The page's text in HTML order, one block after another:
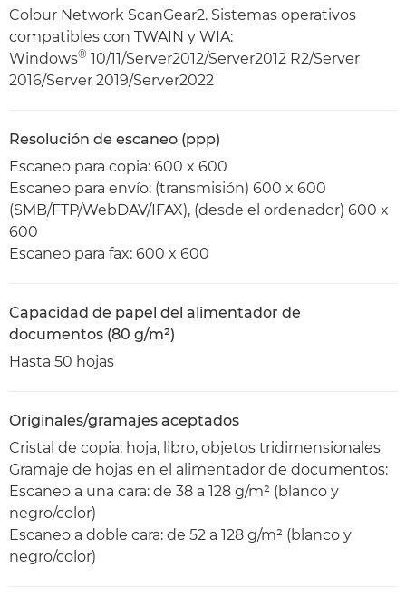
Colour Network ScanGear2. Sistemas operativos
compatibles con TWAIN y WIA:
Windows® 10/11/Server2012/Server2012 R2/Server
2016/Server 2019/Server2022
Resolución de escaneo (ppp)
Escaneo para copia: 600 x 600
Escaneo para envío: (transmisión) 600 x 600
(SMB/FTP/WebDAV/IFAX), (desde el ordenador) 600 x
600
Escaneo para fax: 600 x 600
Capacidad de papel del alimentador de
documentos (80 g/m²)
Hasta 50 hojas
Originales/gramajes aceptados
Cristal de copia: hoja, libro, objetos tridimensionales
Gramaje de hojas en el alimentador de documentos:
Escaneo a una cara: de 38 a 128 g/m² (blanco y
negro/color)
Escaneo a doble cara: de 52 a 128 g/m² (blanco y
negro/color)